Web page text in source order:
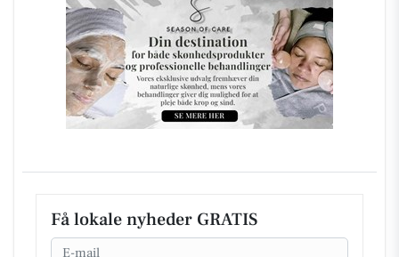
Få lokale nyheder GRATIS
Email